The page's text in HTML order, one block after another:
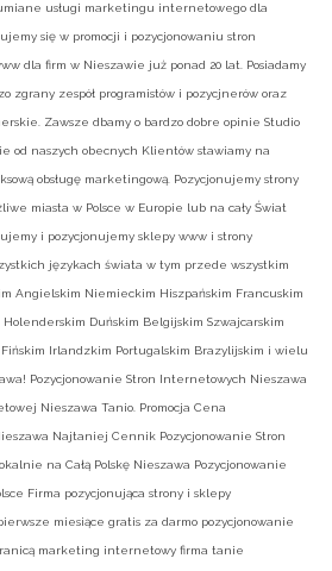
usługi marketingu internetowego dla
się w promocji i pozycjonowaniu stron
dla firm w Nieszawie już ponad 20 lat. Posiadamy
zgrany zespół programistów i pozycjnerów oraz
Zawsze dbamy o bardzo dobre opinie Studio
od naszych obecnych Klientów stawiamy na
obsługę marketingową. Pozycjonujemy strony
miasta w Polsce w Europie lub na cały Świat
i pozycjonujemy sklepy www i strony
językach świata w tym przede wszystkim
Angielskim Niemieckim Hiszpańskim Francuskim
Holenderskim Duńskim Belgijskim Szwajcarskim
Irlandzkim Portugalskim Brazylijskim i wielu
Pozycjonowanie Stron Internetowych Nieszawa
Nieszawa Tanio. Promocja Cena
Najtaniej Cennik Pozycjonowanie Stron
na Całą Polskę Nieszawa Pozycjonowanie
Firma pozycjonująca strony i sklepy
miesiące gratis za darmo pozycjonowanie
marketing internetowy firma tanie